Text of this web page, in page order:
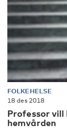
FOLKEHELSE
18 des 2018
Professor
hemvården